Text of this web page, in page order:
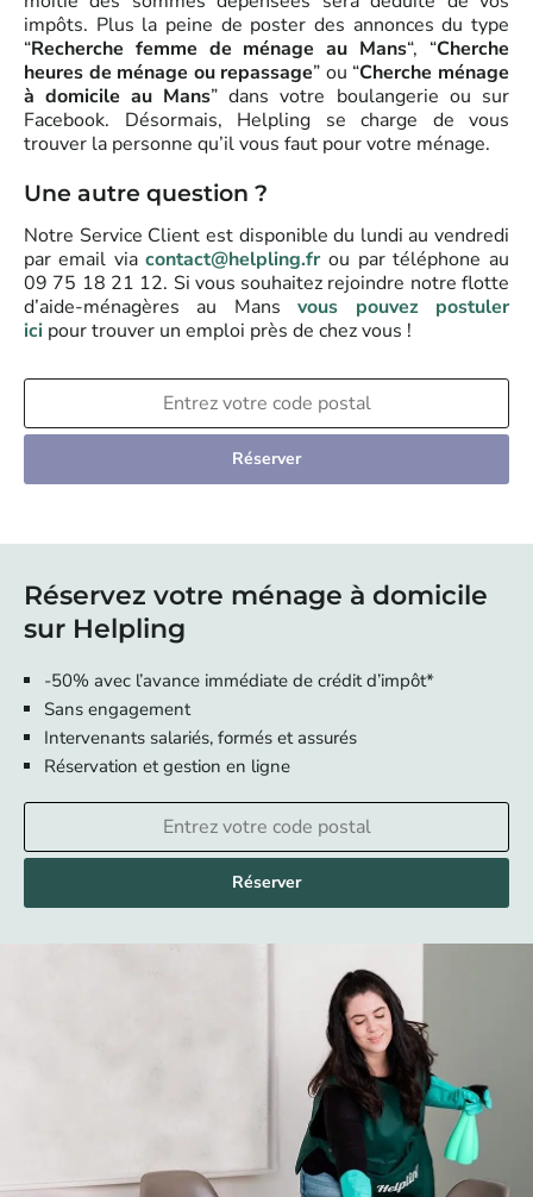
impôts. Plus la peine de poster des annonces du type
“Recherche femme de ménage au Mans“, “Cherche
heures de ménage ou repassage” ou “Cherche ménage
à domicile au Mans” dans votre boulangerie ou sur
Facebook. Désormais, Helpling se charge de vous
trouver la personne qu’il vous faut pour votre ménage.
Une autre question ?
Notre Service Client est disponible du lundi au vendredi
par email via contact@helpling.fr ou par téléphone au
09 75 18 21 12. Si vous souhaitez rejoindre notre flotte
d’aide-ménagères au Mans vous pouvez postuler
ici pour trouver un emploi près de chez vous !
Réserver
Réservez votre ménage à domicile
sur Helpling
-50% avec l’avance immédiate de crédit d’impôt*
Sans engagement
Intervenants salariés, formés et assurés
Réservation et gestion en ligne
Réserver